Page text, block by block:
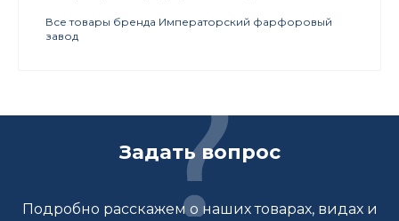
Все товары бренда Императорский фарфоровый
завод
Задать вопрос
Подробно расскажем о наших товарах, видах и